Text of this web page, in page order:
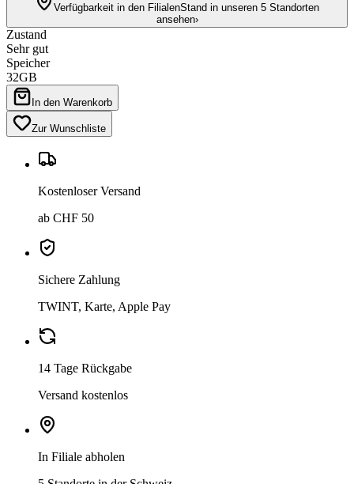
Verfügbarkeit in den FilialenStand in unseren 5 Standorten
ansehen›
Zustand
Sehr gut
Speicher
32GB
In den Warenkorb
Zur Wunschliste
Kostenloser Versand
ab CHF 50
Sichere Zahlung
TWINT, Karte, Apple Pay
14 Tage Rückgabe
Versand kostenlos
In Filiale abholen